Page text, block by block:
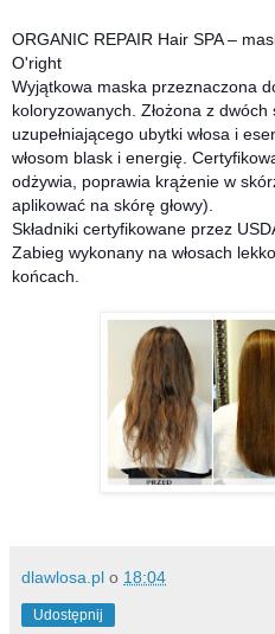
ORGANIC REPAIR Hair SPA –
O'right
Wyjątkowa maska przeznaczona
koloryzowanych. Złożona z
uzupełniającego ubytki włosa i
włosom blask i energię.
odżywia, poprawia krążenie w
aplikować na skórę głowy).
Składniki certyfikowane przez
Zabieg wykonany na włosach
końcach.
dlawlosa.pl o 18:04
Udostępnij